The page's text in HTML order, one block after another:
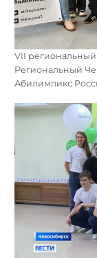
VII
Региональный
Абилимпикс